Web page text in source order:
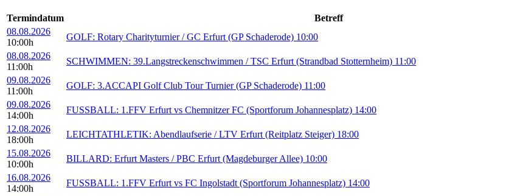
Termindatum
Betreff
08.08.2026
10:00h
GOLF: Rotary Charityturnier / GC Erfurt (GP Schaderode) 10:00
08.08.2026
11:00h
SCHWIMMEN: 39.Langstreckenschwimmen / TSC Erfurt (Strandbad Stotternheim) 11:00
09.08.2026
11:00h
GOLF: 3.ACCAPI Golf Club Tour Turnier (GP Schaderode) 11:00
09.08.2026
14:00h
FUSSBALL: 1.FFV Erfurt vs Chemnitzer FC (Sportforum Johannesplatz) 14:00
12.08.2026
18:00h
LEICHTATHLETIK: Abendlaufserie / LTV Erfurt (Reitplatz Steiger) 18:00
15.08.2026
10:00h
BILLARD: Erfurt Masters / PBC Erfurt (Magdeburger Allee) 10:00
16.08.2026
14:00h
FUSSBALL: 1.FFV Erfurt vs FC Ingolstadt (Sportforum Johannesplatz) 14:00